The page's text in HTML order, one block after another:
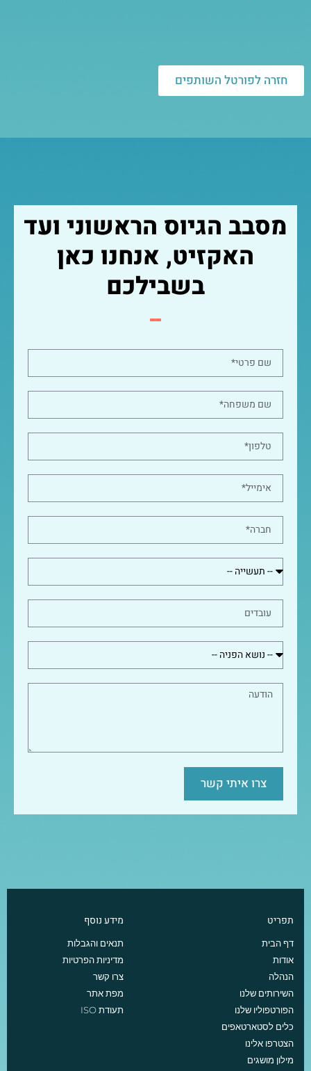
חזרה לפורטל השותפים
מסבב הגיוס הראשוני ועד
האקזיט, אנחנו כאן
בשבילכם
צרו איתי קשר
תפריט
דף הבית
אודות
הנהלה
השירותים שלנו
הפורטפוליו שלנו
כלים לסטארטאפים
הצטרפו אלינו
מילון מושגים
מידע נוסף
תנאים והגבלות
מדיניות הפרטיות
צרו קשר
מפת אתר
תעודת ISO